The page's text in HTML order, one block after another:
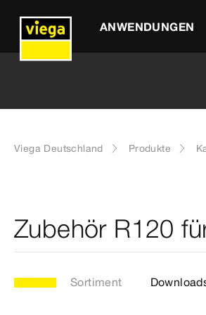
ANWENDUNGEN
Viega Deutschland Produkte
Zubehör R120
Sortiment